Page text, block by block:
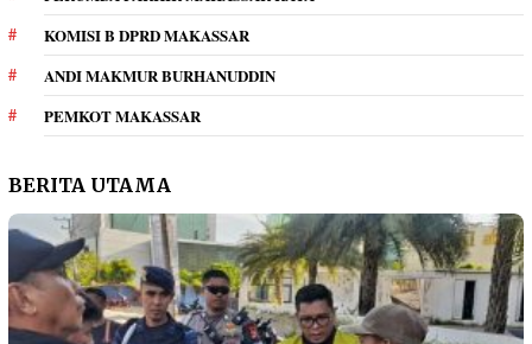
KOMISI B DPRD MAKASSAR
ANDI MAKMUR BURHANUDDIN
PEMKOT MAKASSAR
BERITA UTAMA